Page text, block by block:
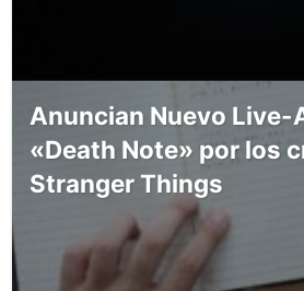
Anuncian Nuevo Live-
«Death Note» por los
Stranger Things